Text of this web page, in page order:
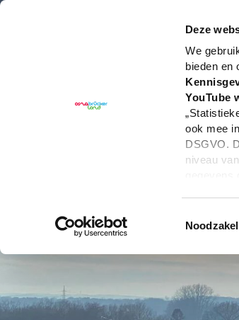
Deze
We
bieden en
YouTube
ook mee
DSGVO.
niveau
We